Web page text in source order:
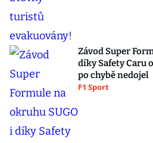
Závod Super
díky Safety Caru
po chybě nedojel
F1 Sport